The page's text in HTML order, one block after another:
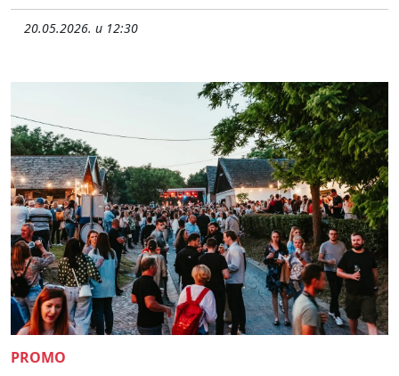
20.05.2026. u 12:30
PROMO